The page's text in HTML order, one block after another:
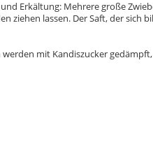
Erkältung: Mehrere große
ziehen lassen. Der Saft, der sich
werden mit Kandiszucker